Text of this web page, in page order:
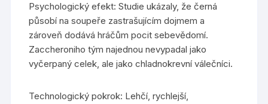
Psychologický efekt: Studie ukázaly, že černá
působí na soupeře zastrašujícím dojmem a
zároveň dodává hráčům pocit sebevědomí.
Zaccheroniho tým najednou nevypadal jako
vyčerpaný celek, ale jako chladnokrevní válečníci.
Technologický pokrok: Lehčí, rychlejší,